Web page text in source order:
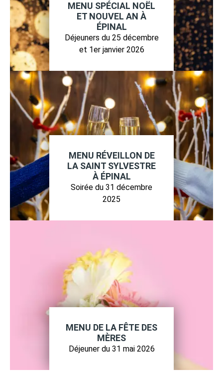
MENU SPÉCIAL NOËL
ET NOUVEL AN À
ÉPINAL
Déjeuners du 25 décembre
et 1er janvier 2026
MENU RÉVEILLON DE
LA SAINT SYLVESTRE
À ÉPINAL
Soirée du 31 décembre
2025
MENU DE LA FÊTE DES
MÈRES
Déjeuner du 31 mai 2026